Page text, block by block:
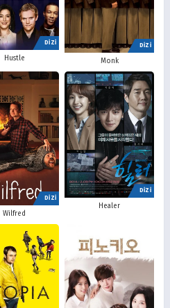
DİZİ
Hustle
DİZİ
Monk
DİZİ
Wilfred
DİZİ
Healer